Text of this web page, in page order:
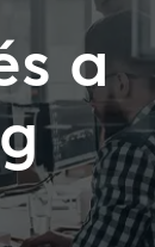
a